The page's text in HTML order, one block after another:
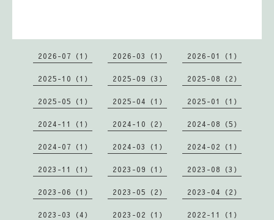
2026-07（1） 2026-03（1） 2026-01（1）
2025-10（1） 2025-09（3） 2025-08（2）
2025-05（1） 2025-04（1） 2025-01（1）
2024-11（1） 2024-10（2） 2024-08（5）
2024-07（1） 2024-03（1） 2024-02（1）
2023-11（1） 2023-09（1） 2023-08（3）
2023-06（1） 2023-05（2） 2023-04（2）
2023-03（4） 2023-02（1） 2022-11（1）